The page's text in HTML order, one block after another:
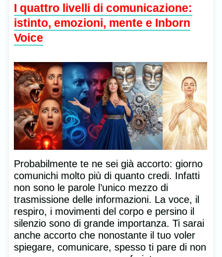
I quattro livelli di comunicazione:
istinto, emozioni, mente e Inborn
Voice
Probabilmente te ne sei già accorto: giorno
comunichi molto più di quanto credi. Infatti
non sono le parole l’unico mezzo di
trasmissione delle informazioni. La voce, il
respiro, i movimenti del corpo e persino il
silenzio sono di grande importanza. Ti sarai
anche accorto che nonostante il tuo voler
spiegare, comunicare, spesso ti pare di non